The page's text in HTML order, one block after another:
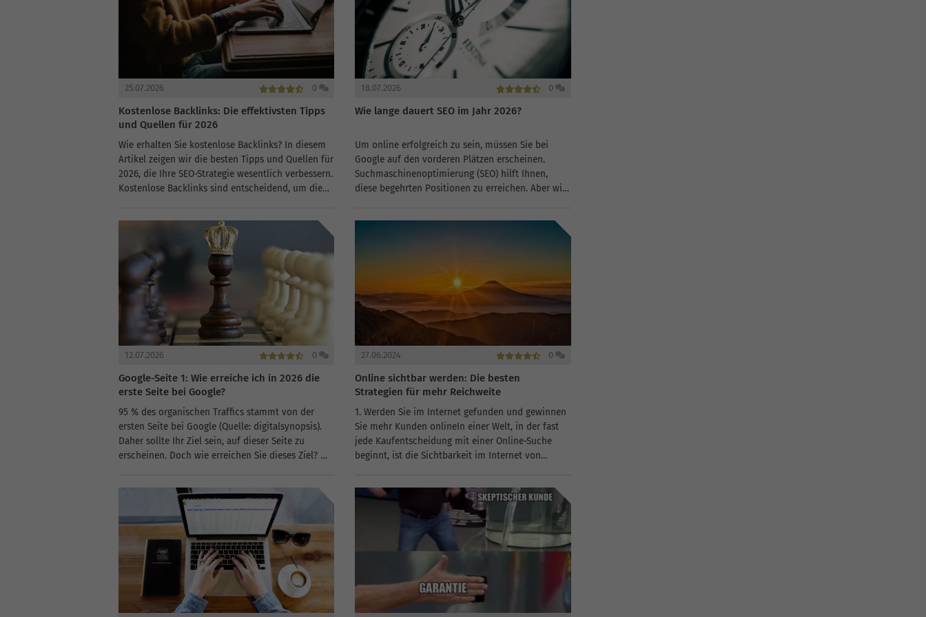
25.07.2026 0
Kostenlose Backlinks: Die effektivsten Tipps
und Quellen für 2026
Wie erhalten Sie kostenlose Backlinks? In diesem
Artikel zeigen wir die besten Tipps und Quellen für
2026, die Ihre SEO-Strategie wesentlich verbessern.
Kostenlose Backlinks sind entscheidend, um die
18.07.2026 0
Wie lange dauert SEO im Jahr 2026?
Um online erfolgreich zu sein, müssen Sie bei
Google auf den vorderen Plätzen erscheinen.
Suchmaschinenoptimierung (SEO) hilft Ihnen,
diese begehrten Positionen zu erreichen. Aber wie
12.07.2026 0
Google-Seite 1: Wie erreiche ich in 2026 die
erste Seite bei Google?
95 % des organischen Traffics stammt von der
ersten Seite bei Google (Quelle: digitalsynopsis).
Daher sollte Ihr Ziel sein, auf dieser Seite zu
erscheinen. Doch wie erreichen Sie dieses Ziel? Wir
27.06.2024 0
Online sichtbar werden: Die besten
Strategien für mehr Reichweite
1. Werden Sie im Internet gefunden und gewinnen
Sie mehr Kunden onlineIn einer Welt, in der fast
jede Kaufentscheidung mit einer Online-Suche
beginnt, ist die Sichtbarkeit im Internet von